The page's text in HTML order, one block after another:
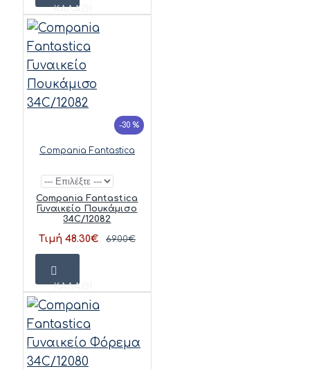
ΚΑΛΆΘΙ
-30 %
Compania Fantastica
Compania Fantastica
Γυναικείο Πουκάμισο
34C/12082
Τιμή 48.30€ 69.00€
ΚΑΛΆΘΙ